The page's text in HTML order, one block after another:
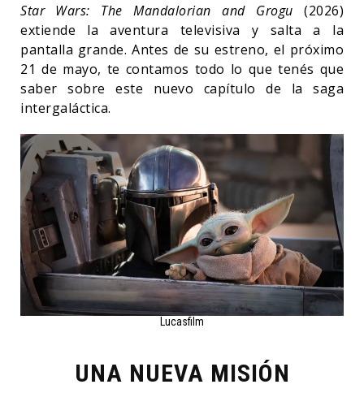
Star Wars: The Mandalorian and Grogu (2026)
extiende la aventura televisiva y salta a la
pantalla grande. Antes de su estreno, el próximo
21 de mayo, te contamos todo lo que tenés que
saber sobre este nuevo capítulo de la saga
intergaláctica.
Lucasfilm
UNA NUEVA MISIÓN